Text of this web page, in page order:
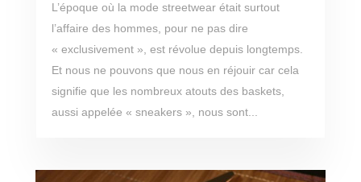
L’époque où la mode streetwear était surtout
l’affaire des hommes, pour ne pas dire
« exclusivement », est révolue depuis longtemps.
Et nous ne pouvons que nous en réjouir car cela
signifie que les nombreux atouts des baskets,
aussi appelée « sneakers », nous sont...